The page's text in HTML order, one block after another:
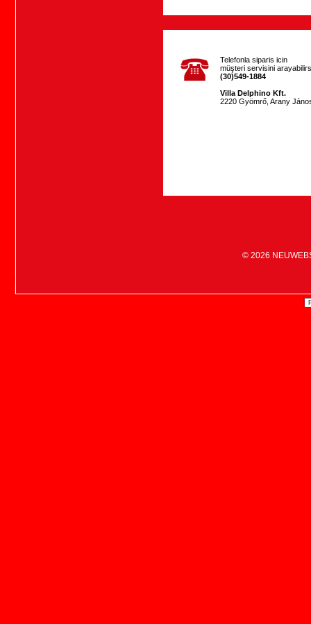
Telefonla siparis icin
müşteri servisini
(30)549-1884
Villa Delphino Kft.
2220 Gyömrő, Arany
© 2026